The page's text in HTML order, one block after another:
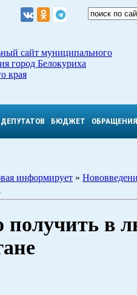
сайт муниципального
город Белокуриха
края
БЮДЖЕТ ОБРАЩЕНИЯ
информирует »
получить в